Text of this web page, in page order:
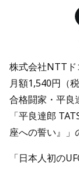
株式会社NTT
月額1,540円（
合格闘家・平良
「平良達郎
座への誓い』」
「日本人初の